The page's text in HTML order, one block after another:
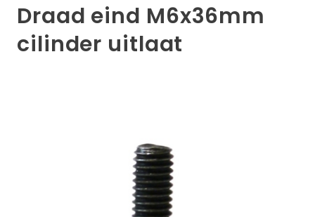
Draad eind M6x36mm
cilinder uitlaat